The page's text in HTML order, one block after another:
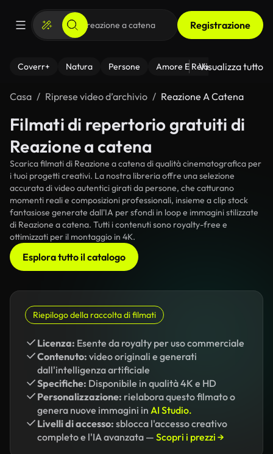
Registrazione
Coverr+ Natura Persone Amore E Relazioni Il
Visualizza tutto
Casa Riprese video d’archivio Reazione A Catena
Filmati di repertorio gratuiti di
Reazione a catena
Scarica filmati di Reazione a catena di qualità cinematografica per
i tuoi progetti creativi. La nostra libreria offre una selezione
accurata di video autentici girati da persone, che catturano
momenti reali e composizioni professionali, insieme a clip stock
fantasiose generate dall'IA per sfondi in loop e immagini stilizzate
di Reazione a catena. Tutti i contenuti sono royalty-free e
ottimizzati per il montaggio in 4K.
Esplora tutto il catalogo
Riepilogo della raccolta di filmati
Licenza: Esente da royalty per uso commerciale
Contenuto: video originali e generati
dall'intelligenza artificiale
Specifiche: Disponibile in qualità 4K e HD
Personalizzazione: rielabora questo filmato o
genera nuove immagini in AI Studio.
Livelli di accesso: sblocca l'accesso creativo
completo e l'IA avanzata — Scopri i prezzi →